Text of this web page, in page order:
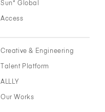
Sun* Global
Access
Creative & Engineering
Talent Platform
ALLLY
Our Works